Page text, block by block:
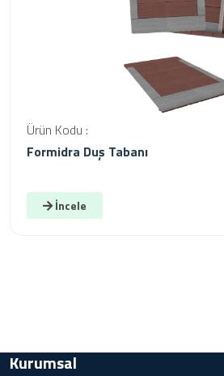
Ürün Kodu :
Formidra Duş Tabanı
İncele
Kurumsal